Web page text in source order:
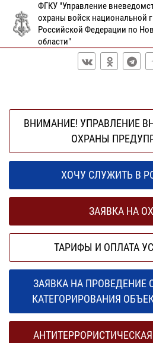
ФГКУ "Управление
охраны войск национальной
Российской Федерации по
области"
ВНИМАНИЕ! УПРАВЛЕНИЕ
ОХРАНЫ
ХОЧУ СЛУЖИТЬ В
ЗАЯВКА НА
ТАРИФЫ И ОПЛАТА
ЗАЯВКА НА ПРОВЕДЕНИЕ
КАТЕГОРИРОВАНИЯ